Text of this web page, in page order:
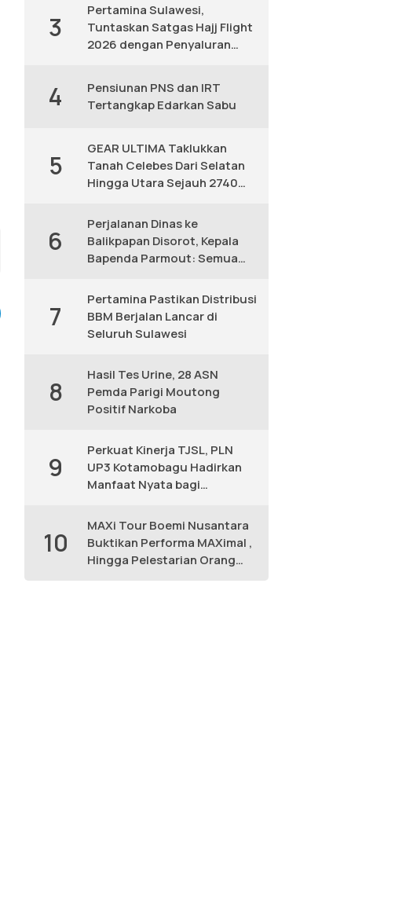
3
Pertamina Sulawesi,
Tuntaskan Satgas Hajj Flight
2026 dengan Penyaluran
4
Pensiunan PNS dan IRT
Tertangkap Edarkan Sabu
5
GEAR ULTIMA Taklukkan
Tanah Celebes Dari Selatan
Hingga Utara Sejauh 2740
6
Perjalanan Dinas ke
Balikpapan Disorot, Kepala
Bapenda Parmout: Semua
7
Pertamina Pastikan Distribusi
BBM Berjalan Lancar di
Seluruh Sulawesi
8
Hasil Tes Urine, 28 ASN
Pemda Parigi Moutong
Positif Narkoba
9
Perkuat Kinerja TJSL, PLN
UP3 Kotamobagu Hadirkan
Manfaat Nyata bagi
10
MAXi Tour Boemi Nusantara
Buktikan Performa MAXimal ,
Hingga Pelestarian Orang